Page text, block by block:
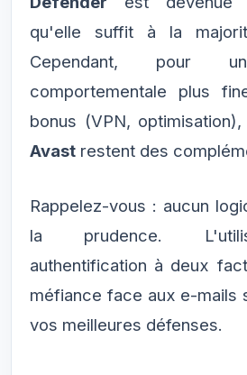
qu'elle suffit à la
Cependant, pour
comportementale plus
bonus (VPN, optimisation),
Avast restent des
Rappelez-vous : aucun
la prudence.
authentification à deux
méfiance face aux e-mails
vos meilleures défenses.